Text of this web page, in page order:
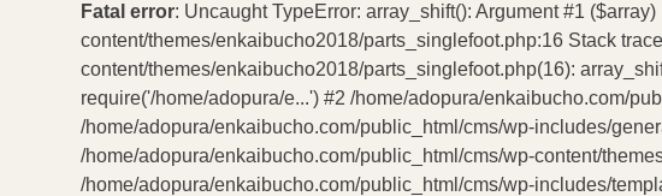
Fatal error: Uncaught TypeError: array_shift(): Argument #1
content/themes/enkaibucho2018/parts_singlefoot.php:16 Stack
content/themes/enkaibucho2018/parts_singlefoot.php(16):
require('/home/adopura/e...') #2 /home/adopura/enkaibucho.com/
/home/adopura/enkaibucho.com/public_html/cms/wp-includes/
/home/adopura/enkaibucho.com/public_html/cms/wp-content/
/home/adopura/enkaibucho.com/public_html/cms/wp-includes/